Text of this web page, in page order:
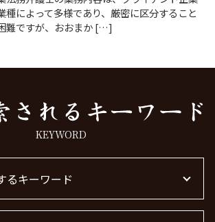
種によって多様であり、厳密に区分すること
難ですが、おおまか […]
KEYWORD
るキーワード